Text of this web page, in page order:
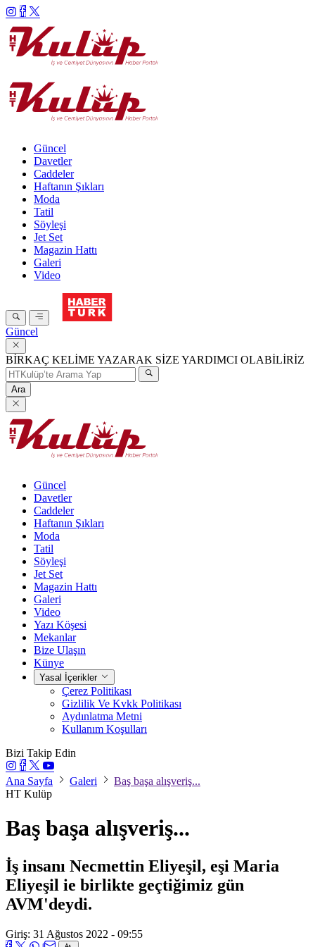
Güncel
Davetler
Caddeler
Haftanın Şıkları
Moda
Tatil
Söyleşi
Jet Set
Magazin Hattı
Galeri
Video
Güncel
BİRKAÇ KELİME YAZARAK SİZE YARDIMCI OLABİLİRİZ
Ara
Güncel
Davetler
Caddeler
Haftanın Şıkları
Moda
Tatil
Söyleşi
Jet Set
Magazin Hattı
Galeri
Video
Yazı Köşesi
Mekanlar
Bize Ulaşın
Künye
Yasal İçerikler
Çerez Politikası
Gizlilik Ve Kvkk Politikası
Aydınlatma Metni
Kullanım Koşulları
Bizi Takip Edin
Ana Sayfa Galeri
Baş başa alışveriş...
HT Kulüp
Baş başa alışveriş...
İş insanı Necmettin Eliyeşil, eşi Maria
Eliyeşil ie birlikte geçtiğimiz gün
AVM'deydi.
Giriş: 31 Ağustos 2022 - 09:55